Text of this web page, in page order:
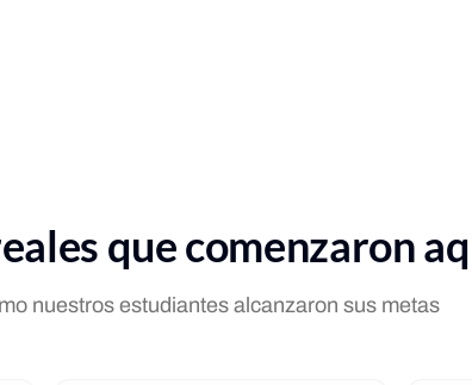
que comenzaron
nuestros estudiantes alcanzaron sus metas